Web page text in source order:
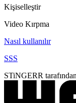
Kişiselleştir
Video Kırpma
Nasıl kullanılır
SSS
STiNGERR